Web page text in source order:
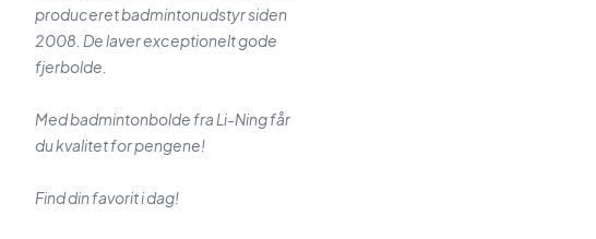
produceret badmintonudstyr siden
2008. De laver exceptionelt gode
fjerbolde.
Med badmintonbolde fra Li-Ning får
du kvalitet for pengene!
Find din favorit i dag!